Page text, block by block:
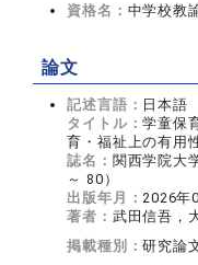
資格名： 中学校教
論文
記述言語： 日本語
タイトル：学童保
育・福祉上の有用
誌名： 関西学院大
～ 80）
出版年月： 2026年
著者： 武田信吾，
掲載種別：研究論